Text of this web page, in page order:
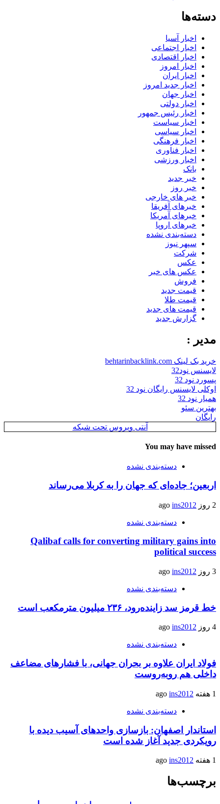
دسته‌ها
اخبار آسیا
اخبار اجتماعی
اخبار اقتصادی
اخبار امروز
اخبار ایران
اخبار جدید امروز
اخبار جهان
اخبار دولتی
اخبار رئیس جمهور
اخبار سیاست
اخبار سیاسی
اخبار فرهنگی
اخبار فناوری
اخبار ورزشی
بانک
خبر جدید
خبر روز
خبر های خارجی
خبرهای آفریقا
خبرهای آمریکا
خبرهای اروپا
دسته‌بندی نشده
سپهر نیوز
شرکت
عکس
عکس های خبر
فروش
قیمت جدید
قیمت طلا
قیمت های جدید
گزارش جدید
مدیر :
خرید بک لینک behtarinbacklink.com
لایسنس نود32
پسورد نود 32
اوکلی لایسنس رایگان نود 32
همیار نود 32
بهترین سئو
رایگان
آنتی ویروس تحت شبکه
You may have missed
دسته‌بندی نشده
اربعین؛ جاده‌ای که جهان را به کربلا می‌رساند
2 روز ago ins2012
دسته‌بندی نشده
Qalibaf calls for converting military gains into
political success
3 روز ago ins2012
دسته‌بندی نشده
خط قرمز سد زاینده‌رود، ۲۳۶ میلیون مترمکعب است
4 روز ago ins2012
دسته‌بندی نشده
فولاد ایران علاوه بر بحران جهانی، با فشارهای مضاعف
داخلی هم روبه‌روست
1 هفته ago ins2012
دسته‌بندی نشده
استاندار اصفهان: بازسازی واحدهای آسیب دیده با
رویکردی جدید آغاز شده است
1 هفته ago ins2012
برچسب‌ها